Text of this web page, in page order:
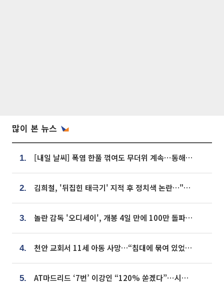
많이 본 뉴스
1. [내일 날씨] 폭염 한풀 꺾여도 무더위 계속⋯동해안 이틀 연속 비
2. 김희철, '뒤집힌 태극기' 지적 후 정치색 논란…"좌우 떠나 우리나라 국기"
3. 놀란 감독 '오디세이', 개봉 4일 만에 100만 돌파⋯'왕사남' 보다 빠르다
4. 천안 교회서 11세 아동 사망…“침대에 묶여 있었다” 진술 확보
5. AT마드리드 ‘7번’ 이강인 “120% 쏟겠다”⋯시메오네 감독 “필요한 선수”